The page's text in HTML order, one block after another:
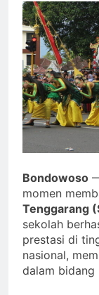
Bondowoso
momen
Tenggarang
sekolah
prestasi di
nasional,
dalam bidang